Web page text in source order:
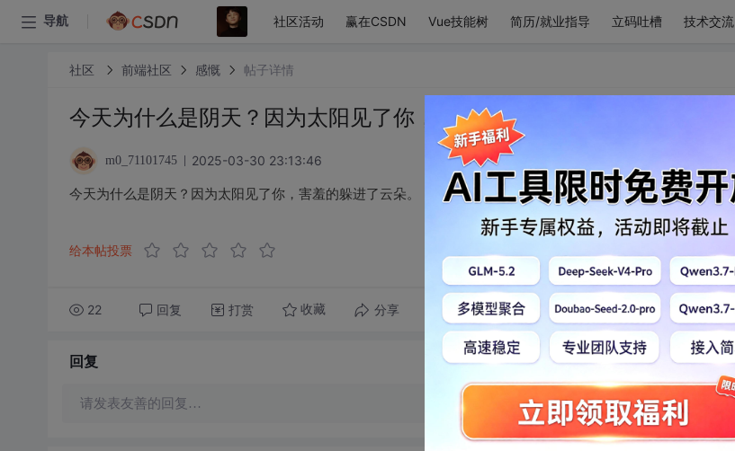
导航 社区活动 赢在CSDN Vue技能树 简历/就业指导 立码吐槽 技术交流
社区 前端社区 感慨 帖子详情
今天为什么是阴天？因为太阳见了你，害羞的躲进了云朵。
m0_71101745 2025-03-30 23:13:46
今天为什么是阴天？因为太阳见了你，害羞的躲进了云朵。
给本帖投票
22 回复 打赏 收藏 分享 转发到动态 举报
回复
请发表友善的回复…